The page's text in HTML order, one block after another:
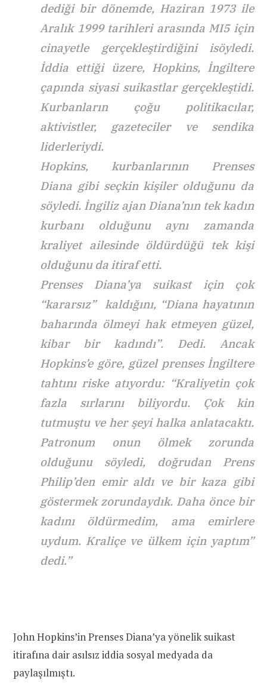
dediği bir dönemde, Haziran 1973 ile
Aralık 1999 tarihleri arasında MI5 için
cinayetle gerçekleştirdiğini isöyledi.
İddia ettiği üzere, Hopkins, İngiltere
çapında siyasi suikastlar gerçekleştidi.
Kurbanların çoğu politikacılar,
aktivistler, gazeteciler ve sendika
liderleriydi.
Hopkins, kurbanlarının Prenses
Diana gibi seçkin kişiler olduğunu da
söyledi. İngiliz ajan Diana’nın tek kadın
kurbanı olduğunu aynı zamanda
kraliyet ailesinde öldürdüğü tek kişi
olduğunu da itiraf etti.
Prenses Diana’ya suikast için çok
“kararsız” kaldığını, “Diana hayatının
baharında ölmeyi hak etmeyen güzel,
kibar bir kadındı”. Dedi. Ancak
Hopkins’e göre, güzel prenses İngiltere
tahtını riske atıyordu: “Kraliyetin çok
fazla sırlarını biliyordu. Çok kin
tutmuştu ve her şeyi halka anlatacaktı.
Patronum onun ölmek zorunda
olduğunu söyledi, doğrudan Prens
Philip’den emir aldı ve bir kaza gibi
göstermek zorundaydık. Daha önce bir
kadını öldürmedim, ama emirlere
uydum. Kraliçe ve ülkem için yaptım”
dedi.”
John Hopkins’in Prenses Diana’ya yönelik suikast
itirafına dair asılsız iddia sosyal medyada da
paylaşılmıştı.